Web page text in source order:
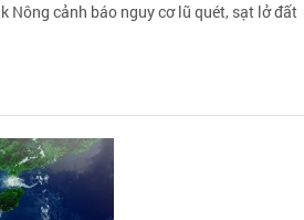
Nông cảnh báo nguy cơ lũ quét, sạt lở đất